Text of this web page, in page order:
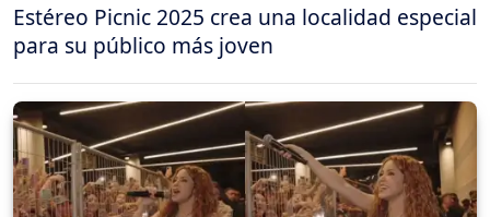
Estéreo Picnic 2025 crea una localidad especial
para su público más joven